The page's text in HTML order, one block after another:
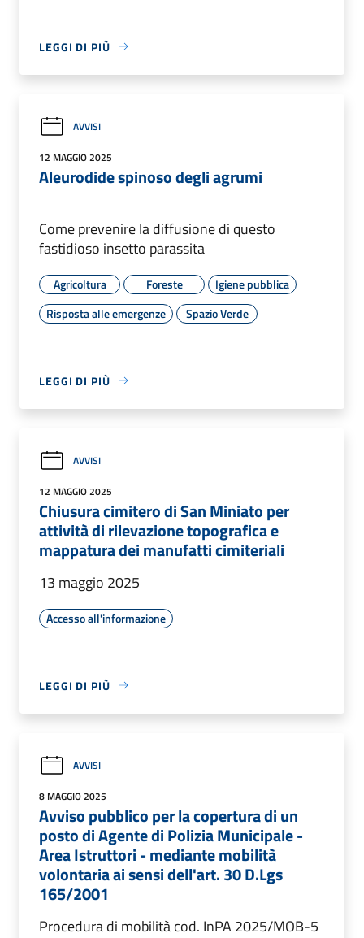
LEGGI DI PIÙ
AVVISI
12 MAGGIO 2025
Aleurodide spinoso degli agrumi
Come prevenire la diffusione di questo
fastidioso insetto parassita
Agricoltura Foreste
Igiene pubblica
Risposta alle emergenze
Spazio Verde
LEGGI DI PIÙ
AVVISI
12 MAGGIO 2025
Chiusura cimitero di San Miniato per
attività di rilevazione topografica e
mappatura dei manufatti cimiteriali
13 maggio 2025
Accesso all'informazione
LEGGI DI PIÙ
AVVISI
8 MAGGIO 2025
Avviso pubblico per la copertura di un
posto di Agente di Polizia Municipale -
Area Istruttori - mediante mobilità
volontaria ai sensi dell'art. 30 D.Lgs
165/2001
Procedura di mobilità cod. InPA 2025/MOB-5